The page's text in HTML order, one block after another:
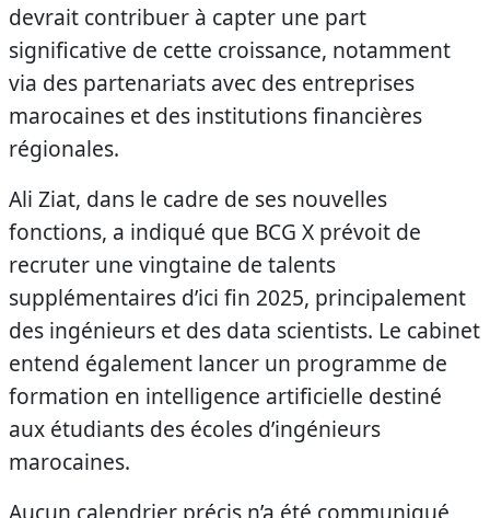
devrait contribuer à capter une part
significative de cette croissance, notamment
via des partenariats avec des entreprises
marocaines et des institutions financières
régionales.
Ali Ziat, dans le cadre de ses nouvelles
fonctions, a indiqué que BCG X prévoit de
recruter une vingtaine de talents
supplémentaires d’ici fin 2025, principalement
des ingénieurs et des data scientists. Le cabinet
entend également lancer un programme de
formation en intelligence artificielle destiné
aux étudiants des écoles d’ingénieurs
marocaines.
Aucun calendrier précis n’a été communiqué